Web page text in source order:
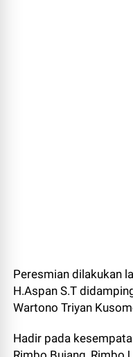
Peresmian dilakukan
H.Aspan S.T
Wartono Triyan
Hadir pada